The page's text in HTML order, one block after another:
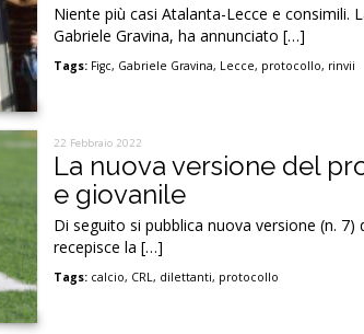
Niente più casi Atalanta-Lecce e consimili.
Gabriele Gravina, ha annunciato […]
Tags: Figc, Gabriele Gravina, Lecce, protocollo, rinvii
22 Febbraio 2022
La nuova versione del
e giovanile
Di seguito si pubblica nuova versione (n.
recepisce la […]
Tags: calcio, CRL, dilettanti, protocollo